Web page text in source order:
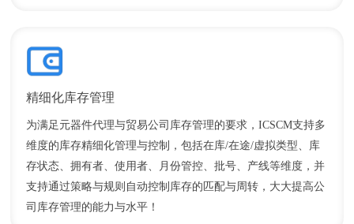
精细化库存管理
为满足元器件代理与贸易公司库存管理的要求，ICSCM支持多
维度的库存精细化管理与控制，包括在库/在途/虚拟类型、库
存状态、拥有者、使用者、月份管控、批号、产线等维度，并
支持通过策略与规则自动控制库存的匹配与周转，大大提高公
司库存管理的能力与水平！